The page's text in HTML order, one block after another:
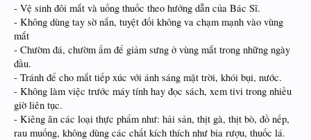
- Vệ sinh đôi mắt và uống thuốc theo hướng dẫn của Bác Sĩ.
- Không dùng tay sờ nắn, tuyệt đối không va chạm mạnh vào vùng
mắt
- Chườm đá, chườm ấm để giảm sưng ở vùng mắt trong những ngày
đầu.
- Tránh để cho mắt tiếp xúc với ánh sáng mặt trời, khói bụi, nước.
- Không làm việc trước máy tính hay đọc sách, xem tivi trong nhiều
giờ liên tục.
- Kiêng ăn các loại thực phẩm như: hải sản, thịt gà, thịt bò, đồ nếp,
rau muống, không dùng các chất kích thích như bia rượu, thuốc lá.